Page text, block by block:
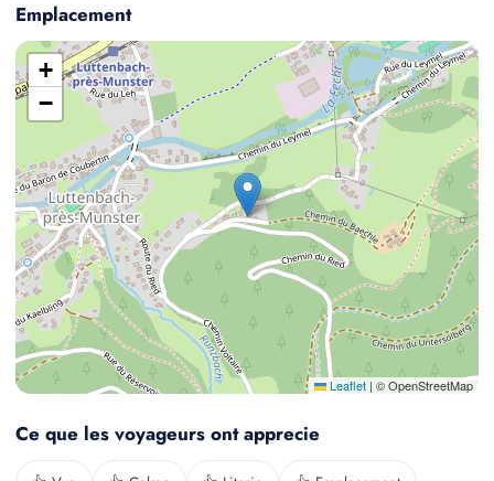
Emplacement
+
−
Leaflet | © OpenStreetMap
Ce que les voyageurs ont apprecie